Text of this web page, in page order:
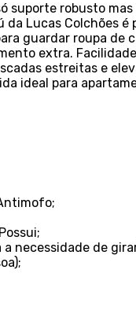
suporte robusto
da Lucas Colchões é
guardar roupa de
extra.
estreitas e
ideal para
necessidade de